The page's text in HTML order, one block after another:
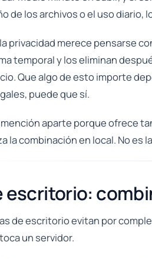
de los archivos o el uso diario,
privacidad merece pensarse
temporal y los eliminan
Que algo de esto importe
puede que sí.
aparte porque ofrece
la combinación en local. No es
escritorio:
de escritorio evitan por
un servidor.